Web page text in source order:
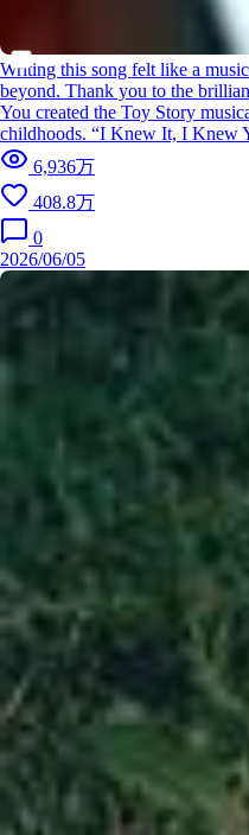
Writing this song felt like a
beyond. Thank you to the
You created the Toy Story
childhoods. “I Knew It, I Knew
6,936万
408.8万
0
2026/06/05